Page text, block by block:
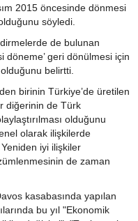
2015 öncesinde dönmesi
söyledi.
de bulunan
döneme’ geri dönülmesi için
belirtti.
birinin Türkiye’de üretilen
diğerinin de Türk
olduğunu
olarak ilişkilerde
iyi ilişkiler
de zaman
kasabasında yapılan
bu yıl "Ekonomik